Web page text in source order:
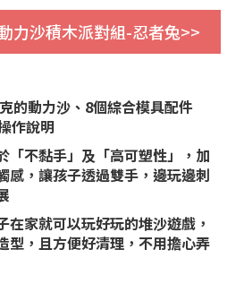
力沙積木派對組-忍者兔>>
的動力沙、8個綜合模具配件
作說明
不黏手」及「高可塑性」，加
感，讓孩子透過雙手，邊玩邊刺
家就可以玩好玩的堆沙遊戲，
型，且方便好清理，不用擔心弄